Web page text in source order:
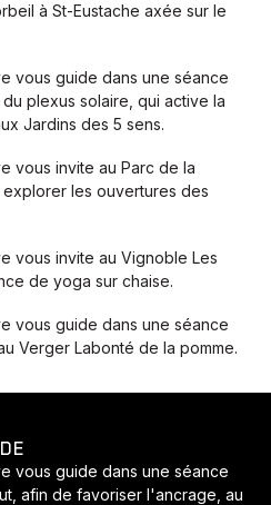
Communauté
à St-Eustache axée sur le
vous guide dans une séance
plexus solaire, qui active la
Jardins des 5 sens.
vous invite au Parc de la
les ouvertures des
vous invite au Vignoble Les
de yoga sur chaise.
vous guide dans une séance
Verger Labonté de la pomme.
vous guide dans une séance
afin de favoriser l'ancrage, au